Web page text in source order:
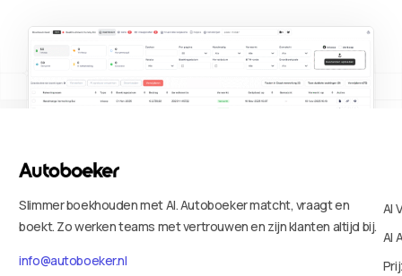
Slimmer boekhouden met AI. Autoboeker matcht, vraagt en
boekt. Zo werken teams met vertrouwen en zijn klanten altijd bij.
info@autoboeker.nl
AI
AI